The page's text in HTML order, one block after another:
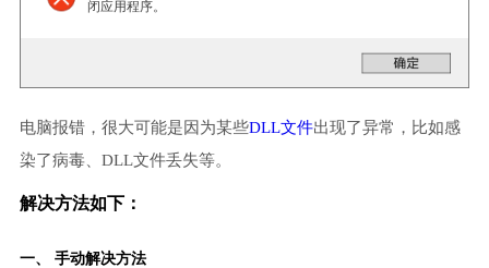
闭应用程序。
电脑报错，很大可能是因为某些DLL文件出现了异常，比如感
染了病毒、DLL文件丢失等。
解决方法如下：
一、 手动解决方法